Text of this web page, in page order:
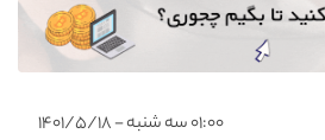
۰۱:۰۰ سه شنبه - ۱۴۰۱/۵/۱۸